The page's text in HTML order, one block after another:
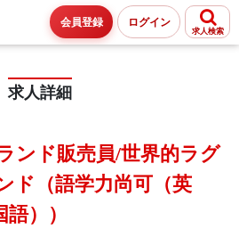
会員登録 ログイン
求人検索
求人詳細
ンド販売員/世界的ラグ
ド（語学力尚可（英
））